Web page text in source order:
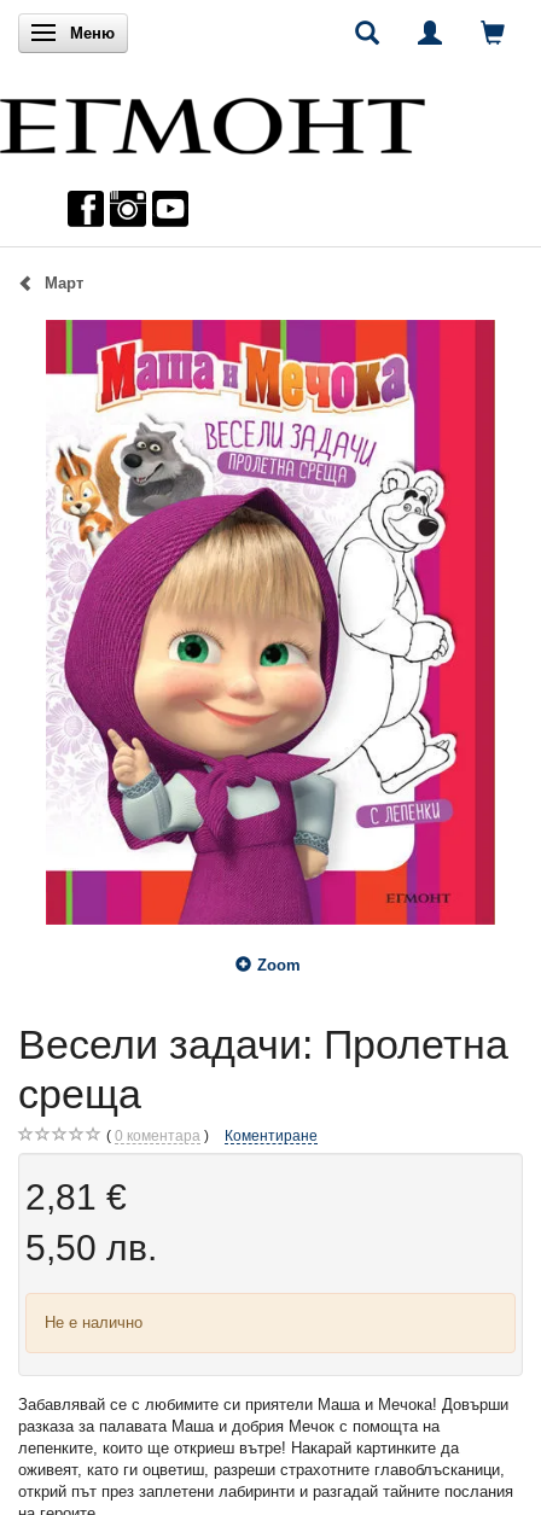
Включи навигацията
Меню
Март
Zoom
Весели задачи: Пролетна
среща
0 коментара Коментиране
2,81 €
5,50 лв.
Не е налично
Забавлявай се с любимите си приятели Маша и Мечока! Довърши
разказа за палавата Маша и добрия Мечок с помощта на
лепенките, които ще откриеш вътре! Накарай картинките да
оживеят, като ги оцветиш, разреши страхотните главоблъсканици,
открий път през заплетени лабиринти и разгадай тайните послания